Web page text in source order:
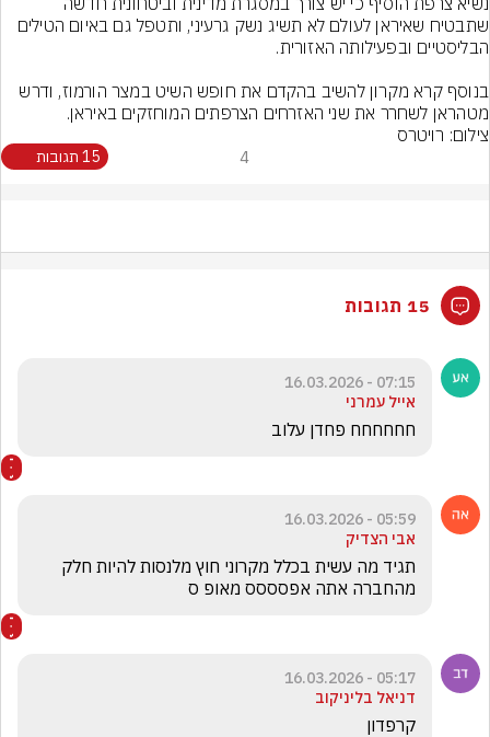
מטהראן לשחרר את שני האזרחים הצרפתים המוחזקים באיראן.
צילום: רויטרס
4 15 תגובות
15 תגובות
07:15 - 16.03.2026
אייל עמרני
חחחחחח פחדן עלוב
05:59 - 16.03.2026
אבי הצדיק
מהחברה אתה אפסססס מאופ ס
05:17 - 16.03.2026
דניאל בליניקוב
קרפדון